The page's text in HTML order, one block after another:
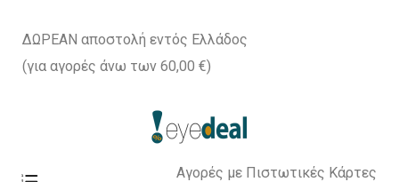
ΔΩΡΕΑΝ αποστολή εντός Ελλάδος
(για αγορές άνω των 60,00 €)
Αγορές με Πιστωτικές Κάρτες